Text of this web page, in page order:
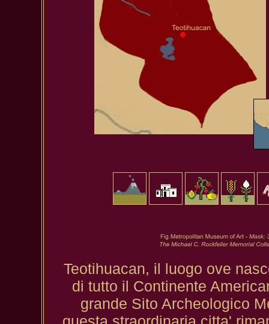
Teotihuacan, il luogo ove
di tutto il Continente
grande Sito Archeologico